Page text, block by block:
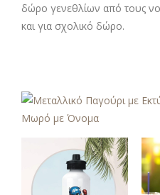
δώρο γενεθλίων από τους
και για σχολικό δώρο.